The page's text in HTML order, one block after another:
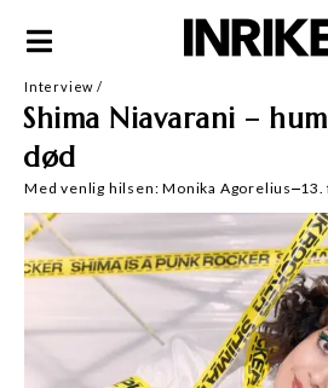
Interview /
Shima Niavarani –
død
Med venlig hilsen: Monika Agorelius 13.